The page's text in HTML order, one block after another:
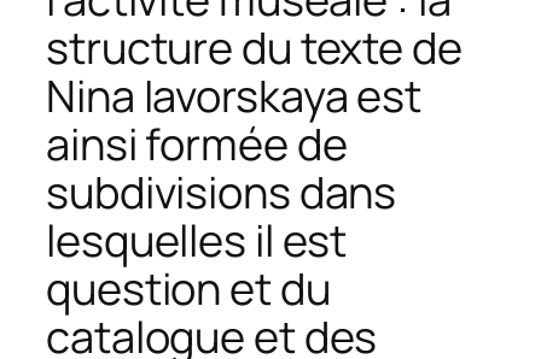
structure du texte de
Nina Iavorskaya est
ainsi formée de
subdivisions dans
lesquelles il est
question et du
catalogue et des